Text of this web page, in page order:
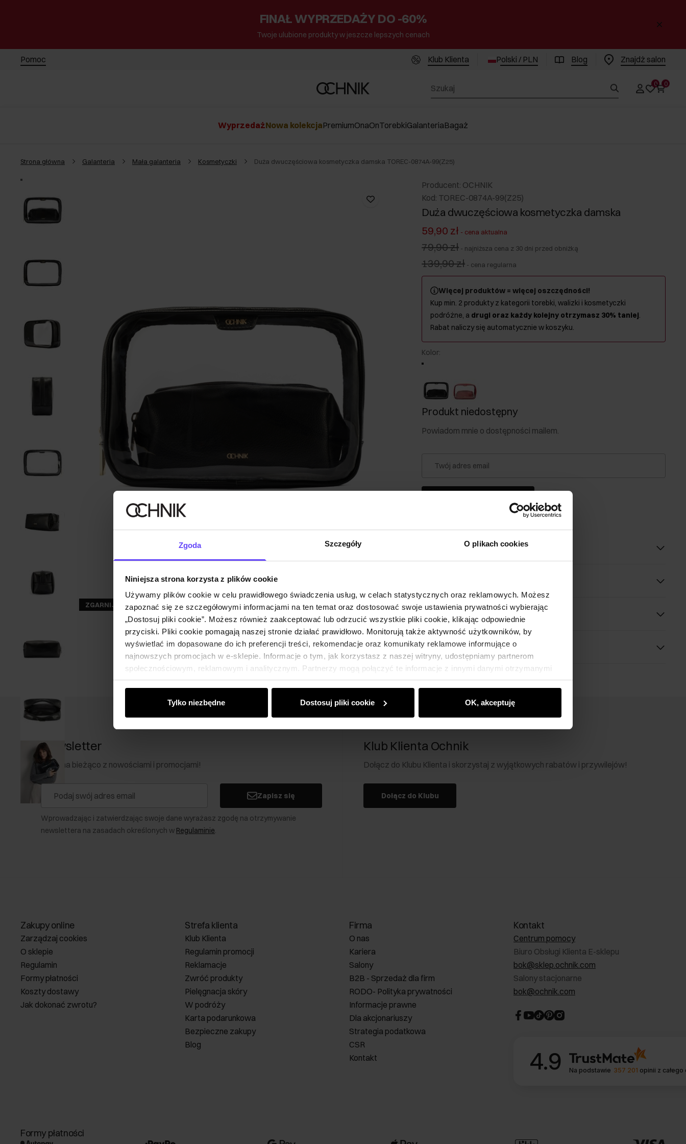
Zgoda Szczegóły O plikach cookies
Niniejsza strona korzysta z plików cookie
Używamy plików cookie w celu prawidłowego świadczenia usług, w celach statystycznych oraz reklamowych. Możesz
zapoznać się ze szczegółowymi informacjami na ten temat oraz dostosować swoje ustawienia prywatności wybierając
„Dostosuj pliki cookie”. Możesz również zaakceptować lub odrzucić wszystkie pliki cookie, klikając odpowiednie
przyciski. Pliki cookie pomagają naszej stronie działać prawidłowo. Monitorują także aktywność użytkowników, by
wyświetlać im dopasowane do ich preferencji treści, rekomendacje oraz komunikaty reklamowe informujące o
najnowszych promocjach w e-sklepie. Informacje o tym, jak korzystasz z naszej witryny, udostępniamy partnerom
społecznościowym, reklamowym i analitycznym. Partnerzy mogą połączyć te informacje z innymi danymi otrzymanymi
od Ciebie lub uzyskanymi podczas korzystania z ich usług.
Tylko niezbędne Dostosuj pliki cookie OK, akceptuję
FINAŁ WYPRZEDAŻY DO -60%
Twoje ulubione produkty w jeszcze lepszych cenach
Pomoc Klub Klienta Polski / PLN Blog Znajdż salon
0 0
WyprzedażNowa kolekcjaPremiumOnaOnTorebkiGalanteriaBagaż
Strona główna Galanteria Mała galanteria Kosmetyczki Duża dwuczęściowa kosmetyczka damska TOREC-0874A-99(Z25)
ZGARNIJ -30%
Producent: OCHNIK
Kod: TOREC-0874A-99(Z25)
Duża dwuczęściowa kosmetyczka damska
59,90 zł - cena aktualna
79,90 zł - najniższa cena z 30 dni przed obniżką
139,90 zł - cena regularna
Więcej produktów = więcej oszczędności!
Kup min. 2 produkty z kategorii torebki, walizki i kosmetyczki
podróżne, a drugi oraz każdy kolejny otrzymasz 30% taniej.
Rabat naliczy się automatycznie w koszyku.
Kolor:
Produkt niedostępny
Powiadom mnie o dostępności mailem.
Twój adres email
Powiadom o dostępności
Opis produktu
Skład i wymiary
Opinie
Newsletter
Bądź na bieżąco z nowościami i promocjami!
Zapisz się
Wprowadzając i zatwierdzając swoje dane wyrażasz zgodę na otrzymywanie
newslettera na zasadach określonych w Regulaminie.
Klub Klienta Ochnik
Dołącz do Klubu Klienta i skorzystaj z wyjątkowych rabatów i przywilejów!
Dołącz do Klubu
Zakupy online
Zarządzaj cookies
O sklepie
Regulamin
Formy płatności
Koszty dostawy
Jak dokonać zwrotu?
Strefa klienta
Klub Klienta
Regulamin promocji
Reklamacje
Zwróć produkty
Pielęgnacja skóry
W podróży
Karta podarunkowa
Bezpieczne zakupy
Blog
Firma
O nas
Kariera
Salony
B2B - Sprzedaż dla firm
RODO- Polityka prywatności
Informacje prawne
Dla akcjonariuszy
Strategia podatkowa
CSR
Kontakt
Kontakt
Centrum pomocy
Biuro Obsługi Klienta E-sklepu
bok@sklep.ochnik.com
Salony stacjonarne
bok@ochnik.com
4.9 Na podstawie 357 201 opinii z
Formy płatności